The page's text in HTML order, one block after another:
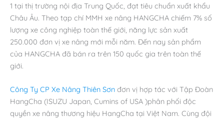
1 tại thị trường nội địa Trung Quốc, đạt tiêu chuẩn xuất khẩu
Châu Âu. Theo tạp chí MMH xe nâng HANGCHA chiếm 7% số
lượng xe công nghiệp toàn thế giới, năng lực sản xuất
250.000 đơn vị xe nâng mới mỗi năm. Đến nay sản phẩm
của HANGCHA đã bán ra trên 150 quốc gia trên toàn thế
giới.
Công Ty CP Xe Nâng Thiên Sơn đơn vị hợp tác với Tập Đoàn
HangCha (ISUZU Japan, Cumins of USA )phân phối độc
quyền xe nâng thương hiệu HangCha tại Việt Nam. Cùng đội